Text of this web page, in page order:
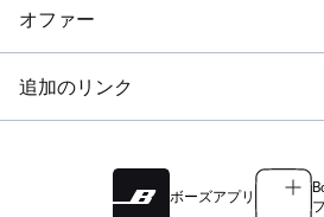
オファー
追加のリンク
ボーズアプリ